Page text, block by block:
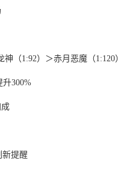
（1:92）＞赤月恶魔（1:120）
300%
新提醒